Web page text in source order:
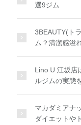
選9ジム
3BEAUTY(ト
ム？清潔感溢
Lino U 江坂店
ルジムの実態
マカダミアナ
ダイエットや